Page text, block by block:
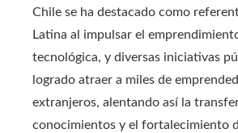
Chile se ha destacado como
Latina al impulsar el
tecnológica, y diversas iniciativas
logrado atraer a miles de
extranjeros, alentando así la
conocimientos y el fortalecimiento